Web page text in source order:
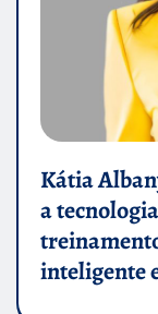
Kátia
a
inteligente